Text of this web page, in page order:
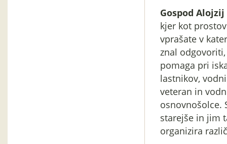
Gospod
kjer kot
vprašate v
znal
pomaga pri
lastnikov,
veteran in
osnovnošolce.
starejše in jim
organizira